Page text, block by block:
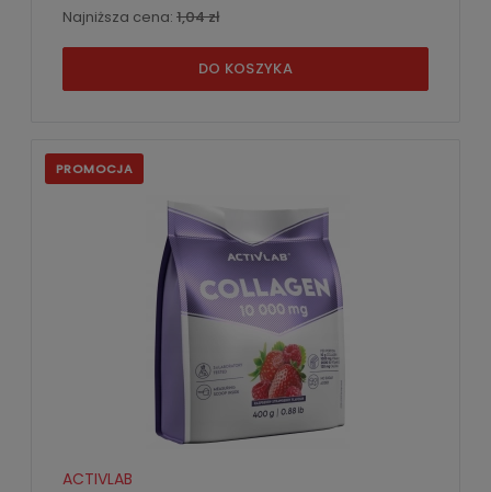
Najniższa cena: 1,04 zł
DO KOSZYKA
ACTIVLAB
PROMOCJA